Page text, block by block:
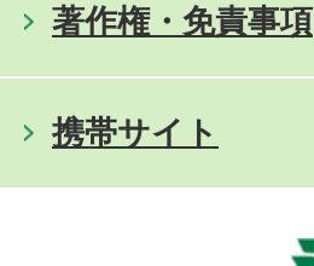
著作権・免責事項
携帯サイト